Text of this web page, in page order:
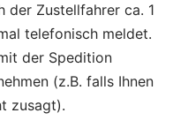
der Zustellfahrer ca. 1
telefonisch meldet.
der Spedition
(z.B. falls Ihnen
zusagt).